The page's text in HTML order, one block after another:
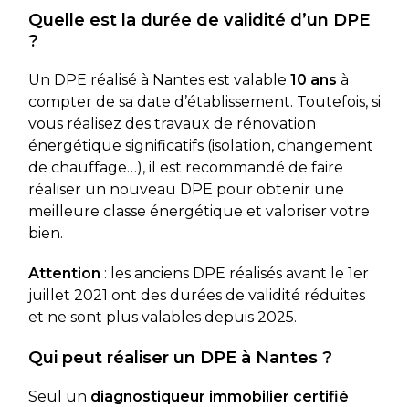
Quelle est la durée de validité d’un DPE
?
Un DPE réalisé à Nantes est valable 10 ans à
compter de sa date d’établissement. Toutefois, si
vous réalisez des travaux de rénovation
énergétique significatifs (isolation, changement
de chauffage…), il est recommandé de faire
réaliser un nouveau DPE pour obtenir une
meilleure classe énergétique et valoriser votre
bien.
Attention : les anciens DPE réalisés avant le 1er
juillet 2021 ont des durées de validité réduites
et ne sont plus valables depuis 2025.
Qui peut réaliser un DPE à Nantes ?
Seul un diagnostiqueur immobilier certifié